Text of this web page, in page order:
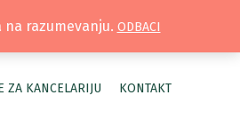
MOJ NALOG
ZA KANCELARIJU KONTAKT
razumevanju. ODBACI